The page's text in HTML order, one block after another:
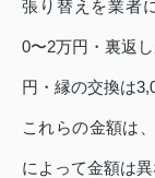
張り替えを業者
0〜2万円・裏返
円・縁の交換は
これらの金額は
によって金額は異